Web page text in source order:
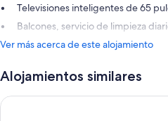
Televisiones inteligentes de 65
Balcones, servicio de limpieza
Ver más acerca de este alojamiento
Alojamientos similares
Hard Rock Hotel Los Cabos All